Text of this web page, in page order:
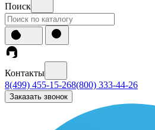
Поиск
Контакты
8(499) 455-15-268(800) 333-44-26
Заказать звонок